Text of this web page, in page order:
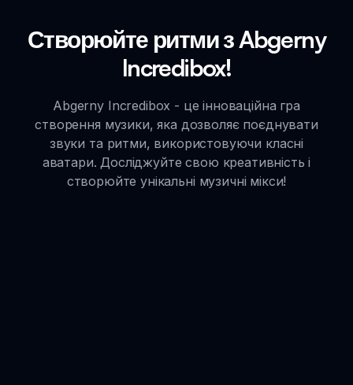
Створюйте ритми з Abgerny
Incredibox!
Abgerny Incredibox - це інноваційна гра
створення музики, яка дозволяє поєднувати
звуки та ритми, використовуючи класні
аватари. Досліджуйте свою креативність і
створюйте унікальні музичні мікси!